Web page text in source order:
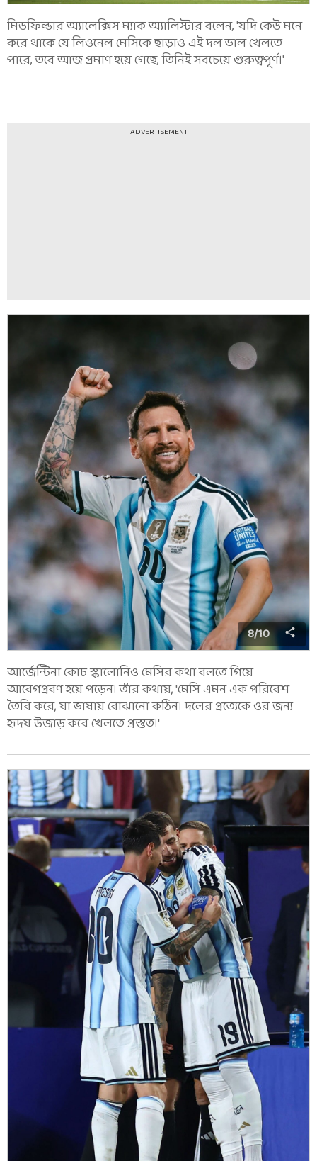
মিডফিল্ডার অ্যালেক্সিস ম্যাক অ্যালিস্টার বলেন, 'যদি কেউ মনে
করে থাকে যে লিওনেল মেসিকে ছাড়াও এই দল ভাল খেলতে
পারে, তবে আজ প্রমাণ হয়ে গেছে, তিনিই সবচেয়ে গুরুত্বপূর্ণ।'
ADVERTISEMENT
8/10
আর্জেন্টিনা কোচ স্কালোনিও মেসির কথা বলতে গিয়ে
আবেগপ্রবণ হয়ে পড়েন। তাঁর কথায়, 'মেসি এমন এক পরিবেশ
তৈরি করে, যা ভাষায় বোঝানো কঠিন। দলের প্রত্যেকে ওর জন্য
হৃদয় উজাড় করে খেলতে প্রস্তুত।'